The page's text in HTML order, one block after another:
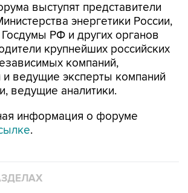
выступят представители
энергетики России,
РФ и других органов
крупнейших российских
компаний,
и ведущие эксперты компаний
ведущие аналитики.
информация о форуме
.